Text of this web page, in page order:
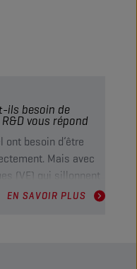
ils besoin de
vous répond
besoin d’être
Mais avec
(VE) qui sillonnent
être la question
EN SAVOIR PLUS